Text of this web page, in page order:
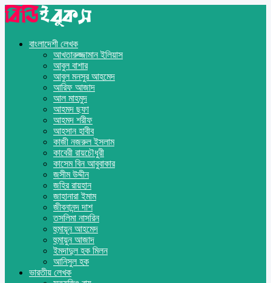
বাংলাদেশী লেখক
আখতারুজ্জামান ইলিয়াস
আবুল বাশার
আবুল মনসুর আহমেদ
আরিফ আজাদ
আল মাহমুদ
আহমদ ছফা
আহমদ শরীফ
আহসান হাবীব
কাজী নজরুল ইসলাম
কাবেরী রায়চৌধুরী
কাসেম বিন আবুবাকার
জসীম উদ্দীন
জহির রায়হান
জাহানারা ইমাম
জীবনানন্দ দাশ
তসলিমা নাসরিন
হুমায়ূন আহমেদ
হুমায়ুন আজাদ
ইমদাদুল হক মিলন
আনিসুল হক
ভারতীয় লেখক